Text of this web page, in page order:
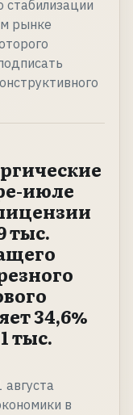
стабилизации
рынке
июле
тыс.
34,6%
тыс.
в